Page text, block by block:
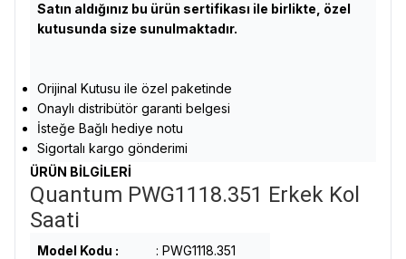
Satın aldığınız bu ürün sertifikası ile birlikte, özel
kutusunda size sunulmaktadır.
Orijinal Kutusu ile özel paketinde
Onaylı distribütör garanti belgesi
İsteğe Bağlı hediye notu
Sigortalı kargo gönderimi
ÜRÜN BİLGİLERİ
Quantum PWG1118.351 Erkek Kol
Saati
Model Kodu : : PWG1118.351